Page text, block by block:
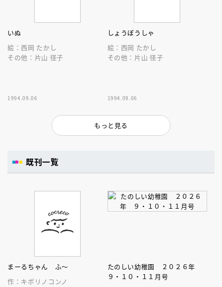
いぬ
絵：西岡 たかし
その他：片山 径子
1994.09.06
しょうぼうしゃ
絵：西岡 たかし
その他：片山 径子
1994.09.06
もっと見る
既刊一覧
まーるちゃん ふ～
作：キボリノコンノ
たのしい幼稚園 ２０２６年
９・１０・１１月号